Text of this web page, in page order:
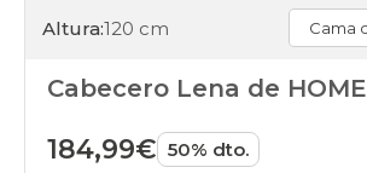
Altura:120 cm
Cabecero Lena de HOME
184,99€ 50% dto.